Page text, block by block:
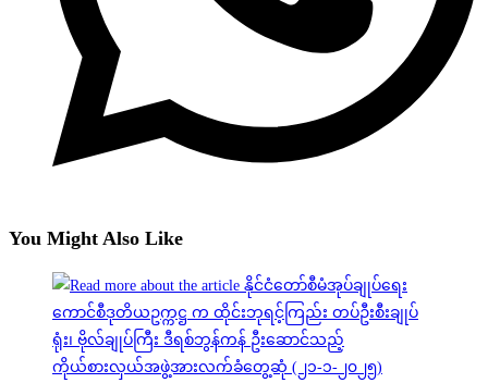
You Might Also Like